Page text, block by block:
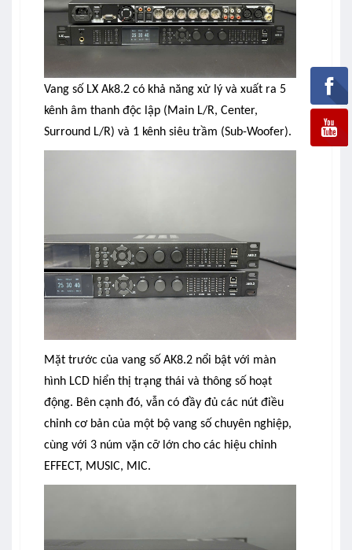
Vang số LX Ak8.2 có khả năng xử lý và xuất ra 5
kênh âm thanh độc lập (Main L/R, Center,
Surround L/R) và 1 kênh siêu trầm (Sub-Woofer).
Mặt trước của vang số AK8.2 nổi bật với màn
hình LCD hiển thị trạng thái và thông số hoạt
động. Bên cạnh đó, vẫn có đầy đủ các nút điều
chỉnh cơ bản của một bộ vang số chuyên nghiệp,
cùng với 3 núm vặn cỡ lớn cho các hiệu chỉnh
EFFECT, MUSIC, MIC.